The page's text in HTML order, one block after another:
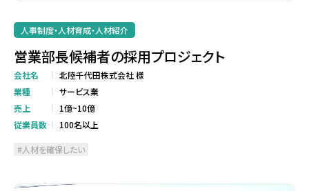
人事制度・人材育成・人材紹介
営業部長候補者の採用プロジェクト
会社名
北陸千代田株式会社 様
業種
サービス業
売上
1億~10億
従業員数
100名以上
人材を確保したい